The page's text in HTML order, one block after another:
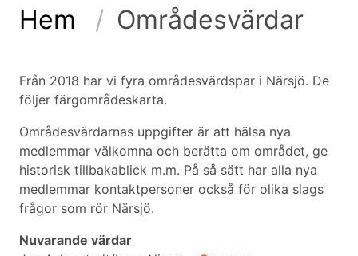
Hem Områdesvärdar
Från 2018 har vi fyra områdesvärdspar i Närsjö. De
följer färgområdeskarta.
Områdesvärdarnas uppgifter är att hälsa nya
medlemmar välkomna och berätta om området, ge
historisk tillbakablick m.m. På så sätt har alla nya
medlemmar kontaktpersoner också för olika slags
frågor som rör Närsjö.
Nuvarande värdar